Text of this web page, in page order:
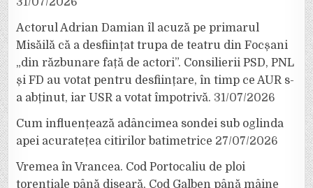
Actorul Adrian Damian îl acuză pe primarul
Misăilă că a desființat trupa de teatru din Focșani
„din răzbunare față de actori”. Consilierii PSD, PNL
și FD au votat pentru desființare, în timp ce AUR s-
a abținut, iar USR a votat împotrivă. 31/07/2026
Cum influențează adâncimea sondei sub oglinda
apei acuratețea citirilor batimetrice 27/07/2026
Vremea în Vrancea. Cod Portocaliu de ploi
torențiale până diseară, Cod Galben până mâine